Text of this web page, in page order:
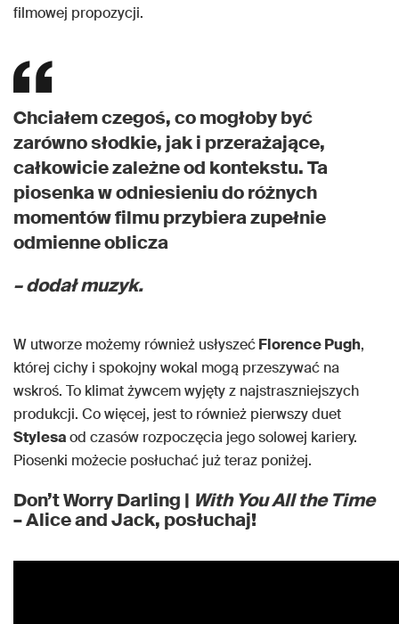
filmowej propozycji.
Chciałem czegoś, co mogłoby być
zarówno słodkie, jak i przerażające,
całkowicie zależne od kontekstu. Ta
piosenka w odniesieniu do różnych
momentów filmu przybiera zupełnie
odmienne oblicza
– dodał muzyk.
W utworze możemy również usłyszećFlorence Pugh,
której cichy i spokojny wokal mogą przeszywać na
wskroś. To klimat żywcem wyjęty z najstraszniejszych
produkcji. Co więcej, jest to również pierwszy duet
Stylesaod czasów rozpoczęcia jego solowej kariery.
Piosenki możecie posłuchać już teraz poniżej.
Don’t Worry Darling | With You All the Time
– Alice and Jack, posłuchaj!